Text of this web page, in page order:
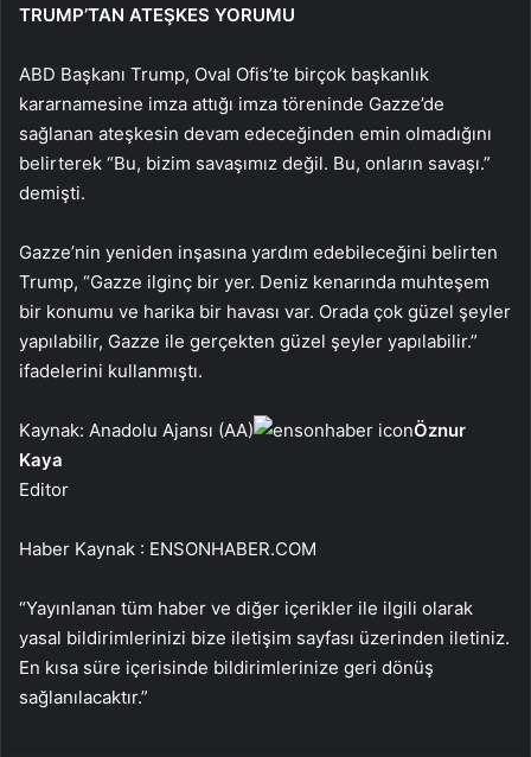
TRUMP’TAN ATEŞKES YORUMU
ABD Başkanı Trump, Oval Ofis’te birçok başkanlık
kararnamesine imza attığı imza töreninde Gazze’de
sağlanan ateşkesin devam edeceğinden emin olmadığını
belirterek “Bu, bizim savaşımız değil. Bu, onların savaşı.”
demişti.
Gazze’nin yeniden inşasına yardım edebileceğini belirten
Trump, “Gazze ilginç bir yer. Deniz kenarında muhteşem
bir konumu ve harika bir havası var. Orada çok güzel şeyler
yapılabilir, Gazze ile gerçekten güzel şeyler yapılabilir.”
ifadelerini kullanmıştı.
Kaynak: Anadolu Ajansı (AA)
Öznur
Kaya
Editor
Haber Kaynak : ENSONHABER.COM
“Yayınlanan tüm haber ve diğer içerikler ile ilgili olarak
yasal bildirimlerinizi bize iletişim sayfası üzerinden iletiniz.
En kısa süre içerisinde bildirimlerinize geri dönüş
sağlanılacaktır.”